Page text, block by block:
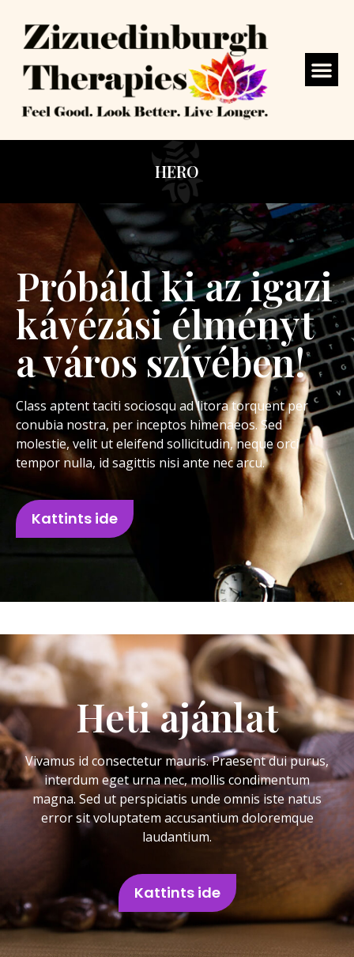
HERO
Próbáld ki az igazi
kávézási élményt
a város szívében!
Class aptent taciti sociosqu ad litora torquent per
conubia nostra, per inceptos himenaeos. Sed
molestie, velit ut eleifend sollicitudin, neque orci
tempor nulla, id sagittis nisi ante nec arcu.
Kattints ide
Heti ajánlat
Vivamus id consectetur mauris. Praesent dui purus,
interdum eget urna nec, mollis condimentum
magna. Sed ut perspiciatis unde omnis iste natus
error sit voluptatem accusantium doloremque
laudantium.
Kattints ide